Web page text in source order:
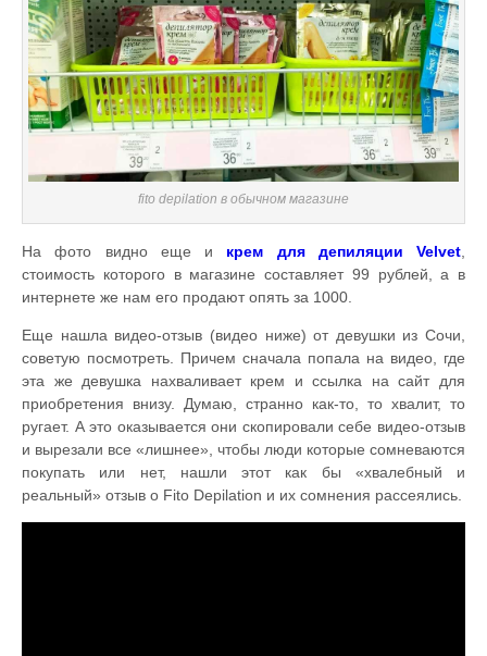
fito depilation в обычном магазине
На фото видно еще и крем для депиляции Velvet,
стоимость которого в магазине составляет 99 рублей, а в
интернете же нам его продают опять за 1000.
Еще нашла видео-отзыв (видео ниже) от девушки из Сочи,
советую посмотреть. Причем сначала попала на видео, где
эта же девушка нахваливает крем и ссылка на сайт для
приобретения внизу. Думаю, странно как-то, то хвалит, то
ругает. А это оказывается они скопировали себе видео-отзыв
и вырезали все «лишнее», чтобы люди которые сомневаются
покупать или нет, нашли этот как бы «хвалебный и
реальный» отзыв о Fito Depilation и их сомнения рассеялись.